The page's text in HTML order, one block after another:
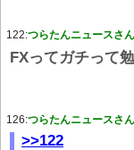
122:つらたんニュースさん
FXってガチって
126:つらたんニュースさん
>>122